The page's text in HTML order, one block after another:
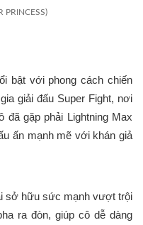
PRINCESS)
bật với phong cách chiến
giải đấu Super Fight, nơi
đã gặp phải Lightning Max
ấn mạnh mẽ với khán giả
sở hữu sức mạnh vượt trội
ra đòn, giúp cô dễ dàng